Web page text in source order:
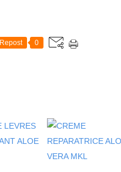
Repost 0